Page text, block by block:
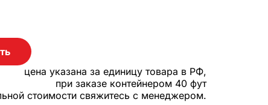
цена указана за единицу товара в РФ,
при заказе контейнером 40 фут
стоимости свяжитесь с менеджером.